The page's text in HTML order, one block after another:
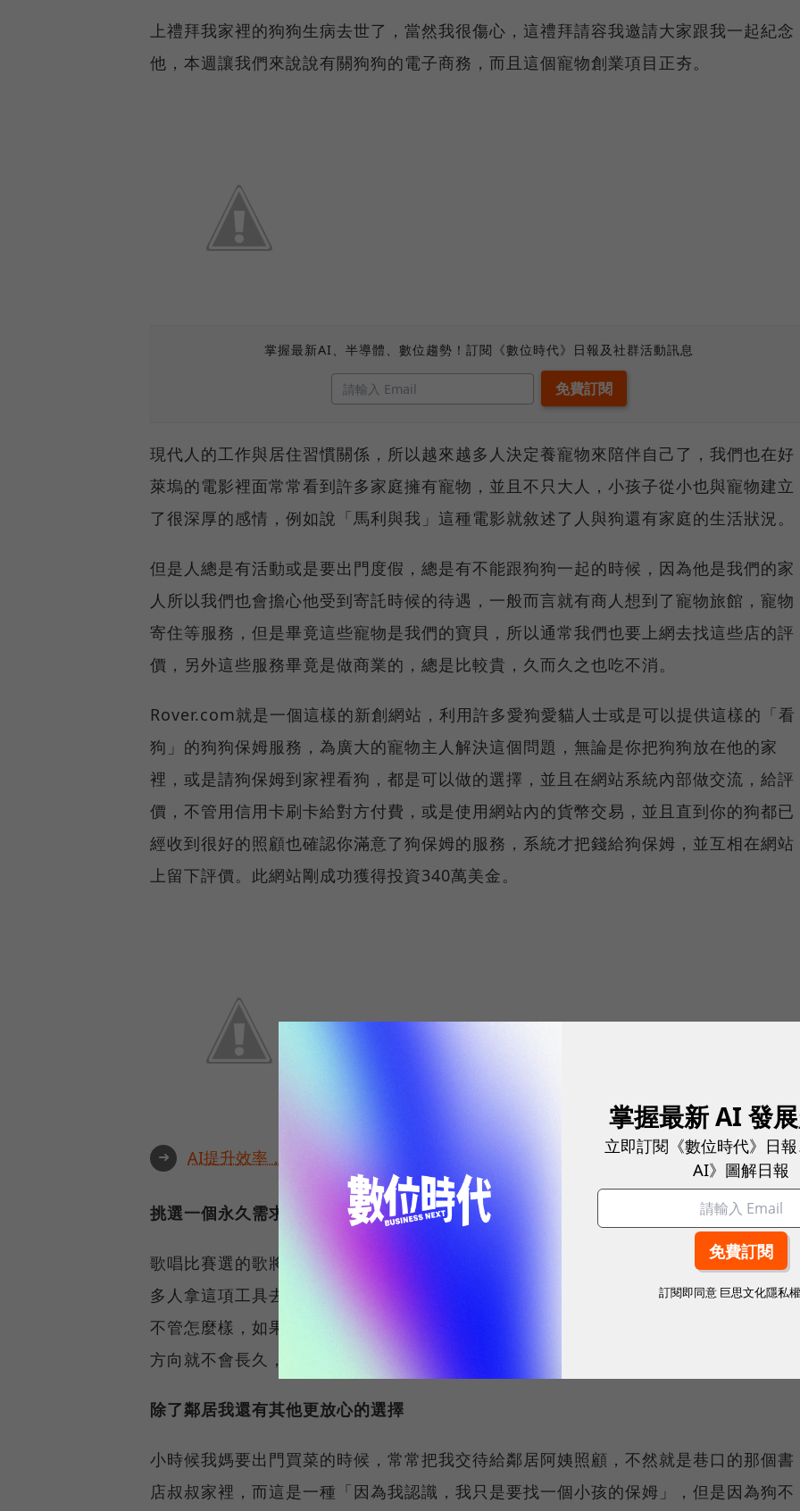
上禮拜我家裡的狗狗生病去世了，當然我很傷心，這禮拜請容我邀請大家跟我一起紀念
他，本週讓我們來說說有關狗狗的電子商務，而且這個寵物創業項目正夯。
掌握最新AI、半導體、數位趨勢！訂閱《數位時代》日報及社群活動訊息
現代人的工作與居住習慣關係，所以越來越多人決定養寵物來陪伴自己了，我們也在好
萊塢的電影裡面常常看到許多家庭擁有寵物，並且不只大人，小孩子從小也與寵物建立
了很深厚的感情，例如說「馬利與我」這種電影就敘述了人與狗還有家庭的生活狀況。
但是人總是有活動或是要出門度假，總是有不能跟狗狗一起的時候，因為他是我們的家
人所以我們也會擔心他受到寄託時候的待遇，一般而言就有商人想到了寵物旅館，寵物
寄住等服務，但是畢竟這些寵物是我們的寶貝，所以通常我們也要上網去找這些店的評
價，另外這些服務畢竟是做商業的，總是比較貴，久而久之也吃不消。
Rover.com就是一個這樣的新創網站，利用許多愛狗愛貓人士或是可以提供這樣的「看
狗」的狗狗保姆服務，為廣大的寵物主人解決這個問題，無論是你把狗狗放在他的家
裡，或是請狗保姆到家裡看狗，都是可以做的選擇，並且在網站系統內部做交流，給評
價，不管用信用卡刷卡給對方付費，或是使用網站內的貨幣交易，並且直到你的狗都已
經收到很好的照顧也確認你滿意了狗保姆的服務，系統才把錢給狗保姆，並互相在網站
上留下評價。此網站剛成功獲得投資340萬美金。
➜ AI提升效率，永續決定未來！全球永續指標企業認證☀️100 MVP等你角逐雙獎榮譽
挑選一個永久需求的市場
歌唱比賽選的歌將決定你的命運，創業也是一樣，因為網路這項工具的盛行，所以讓很
多人拿這項工具去「更新解決舊問題的舊方法」或是「發明新問題的解決模式」，但是
不管怎麼樣，如果你的這個問題與需求，是一個很快就會改變的問題需求，這個創業的
方向就不會長久，而狗狗保姆這個問題可以算是很長期的人類需求，並且永不改變。
除了鄰居我還有其他更放心的選擇
小時候我媽要出門買菜的時候，常常把我交待給鄰居阿姨照顧，不然就是巷口的那個書
店叔叔家裡，而這是一種「因為我認識，我只是要找一個小孩的保姆」，但是因為狗不
掌握最新 AI 發展
立即訂閱《數位時代》日
AI》圖解日報
訂閱即同意 巨思文化隱私